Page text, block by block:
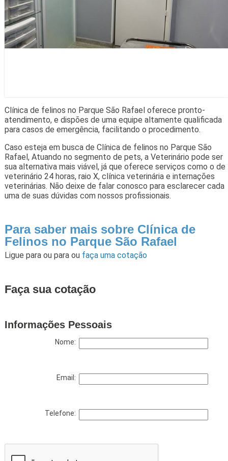
Clínica de felinos no Parque São Rafael oferece pronto-
atendimento, e dispões de uma equipe altamente qualificada
para casos de emergência, facilitando o procedimento.
Caso esteja em busca de Clínica de felinos no Parque São
Rafael, Atuando no segmento de pets, a Veterinário pode ser
sua alternativa mais viável, já que oferece serviços como o de
veterinário 24 horas, raio X, clínica veterinária e internações
veterinárias. Não deixe de falar conosco para esclarecer cada
uma de suas dúvidas com nossos profissionais.
Para saber mais sobre Clínica de
Felinos no Parque São Rafael
Ligue para ou para ou faça uma cotação
Faça sua cotação
Informações Pessoais
Nome:
Email:
Telefone: